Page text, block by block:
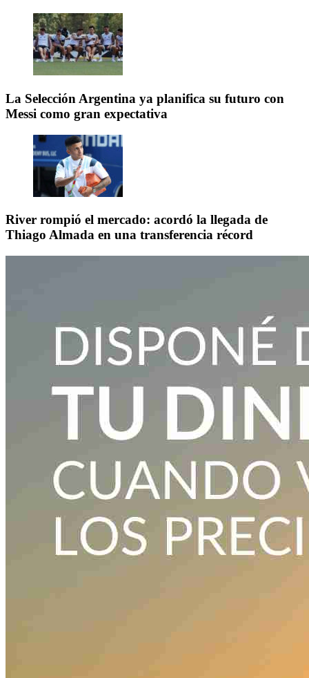
La Selección Argentina ya planifica su futuro con
Messi como gran expectativa
River rompió el mercado: acordó la llegada de
Thiago Almada en una transferencia récord